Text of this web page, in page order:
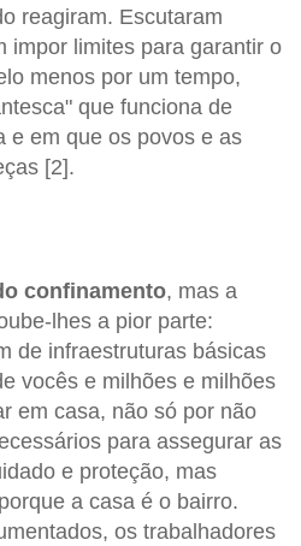
reagiram. Escutaram
impor limites para garantir o
menos por um tempo,
que funciona de
e em que os povos e as
[2].
confinamento, mas a
lhes a pior parte:
de infraestruturas básicas
vocês e milhões e milhões
em casa, não só por não
para assegurar as
e proteção, mas
a casa é o bairro.
os trabalhadores